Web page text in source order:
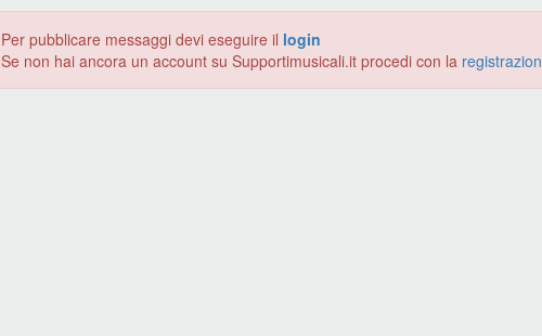
Per pubblicare messaggi devi eseguire il login
Se non hai ancora un account su Supportimusicali.it procedi con la